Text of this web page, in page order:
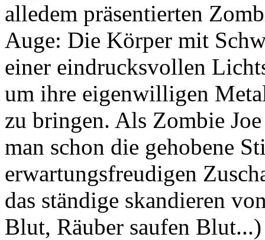
alledem präsentierten
Auge: Die Körper mit
einer eindrucksvollen
um ihre eigenwilligen
zu bringen. Als Zombie
man schon die gehobene
erwartungsfreudigen
das ständige skandieren
Blut, Räuber saufen